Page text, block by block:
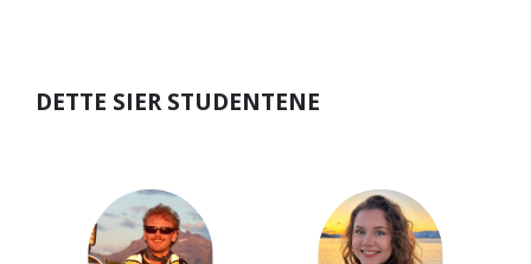
DETTE SIER STUDENTENE